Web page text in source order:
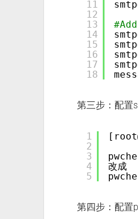
11
12
13
14
15
16
17
18
第三步：配置
1
2
3
4
5
改成
第四步：配置